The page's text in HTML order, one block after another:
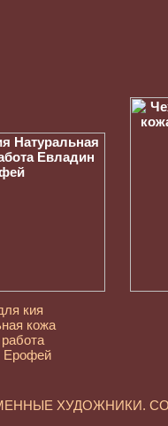
кия
кожа
Ерофей
ХУДОЖНИКИ.